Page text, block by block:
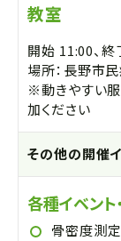
教室
開始 11:00、終
場所：長野市
※動きやすい
加ください
その他の開催
各種イベント
骨密度測定